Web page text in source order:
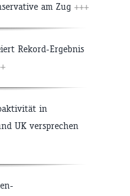
am Zug +++
Rekord-Ergebnis
in
UK versprechen